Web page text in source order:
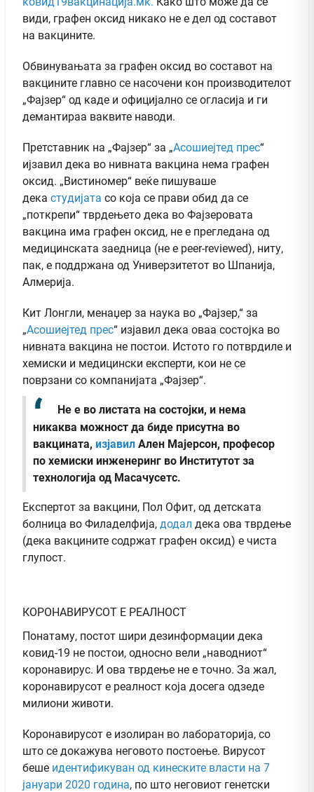
види, графен оксид никако не е дел од составот
на вакцините.
Обвинувањата за графен оксид во составот на
вакцините главно се насочени кон производителот
„Фајзер“ од каде и официјално се огласија и ги
демантираа ваквите наводи.
Претставник на „Фајзер“ за „Асошиејтед прес“
ијзавил дека во нивната вакцина нема графен
оксид. „Вистиномер“ веќе пишуваше
дека студијата со која се прави обид да се
„поткрепи“ тврдењето дека во Фајзеровата
вакцина има графен оксид, не е прегледана од
медицинската заедница (не е peer-reviewed), ниту,
пак, е поддржана од Универзитетот во Шпанија,
Алмерија.
Кит Лонгли, менаџер за наука во „Фајзер,“ за
„Асошиејтед прес“ изјавил дека оваа состојка во
нивната вакцина не постои. Истото го потврдиле и
хемиски и медицински експерти, кои не се
поврзани со компанијата „Фајзер“.
Не е во листата на состојки, и нема
никаква можност да биде присутна во
вакцината, изјавил Ален Мајерсон, професор
по хемиски инженеринг во Институтот за
технологија од Масачусетс.
Експертот за вакцини, Пол Офит, од детската
болница во Филаделфија, додал дека ова тврдење
(дека вакцините содржат графен оксид) е чиста
глупост.
КОРОНАВИРУСОТ Е РЕАЛНОСТ
Понатаму, постот шири дезинформации дека
ковид-19 не постои, односно вели „наводниот“
коронавирус. И ова тврдење не е точно. За жал,
коронавирусот е реалност која досега одзеде
милиони животи.
Коронавирусот е изолиран во лабораторија, со
што се докажува неговото постоење. Вирусот
беше идентификуван од кинеските власти на 7
јануари 2020 година, по што неговиот генетски